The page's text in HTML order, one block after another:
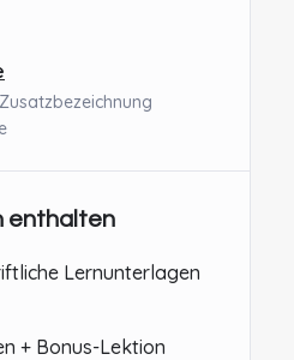
enthalten
Lernunterlagen
+ Bonus-Lektion